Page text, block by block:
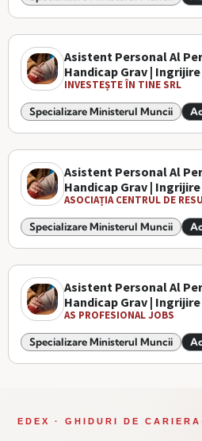
Asistent Personal Al
Handicap Grav | Ingrijire
INVESTEȘTE ÎN TINE SRL
Specializare Ministerul Muncii
Asistent Personal Al
Handicap Grav | Ingrijire
ASOCIAȚIA CENTRUL DE
Specializare Ministerul Muncii
Asistent Personal Al
Handicap Grav | Ingrijire
AS PROFESIONAL JOBS
Specializare Ministerul Muncii
EDEX · GHIDURI DE CARIERA